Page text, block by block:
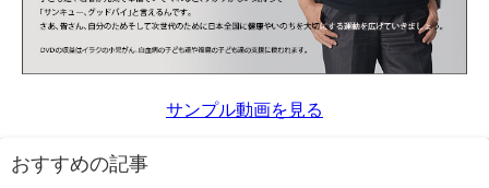
サンプル動画を見る
おすすめの記事